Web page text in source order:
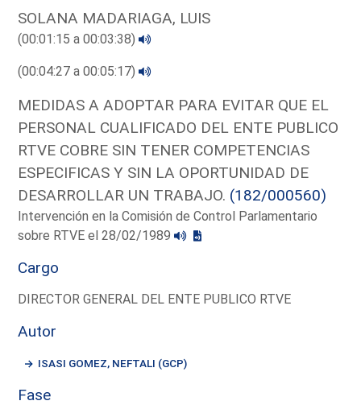
SOLANA MADARIAGA, LUIS
(00:01:15 a 00:03:38)
(00:04:27 a 00:05:17)
MEDIDAS A ADOPTAR PARA EVITAR QUE EL
PERSONAL CUALIFICADO DEL ENTE PUBLICO
RTVE COBRE SIN TENER COMPETENCIAS
ESPECIFICAS Y SIN LA OPORTUNIDAD DE
DESARROLLAR UN TRABAJO. (182/000560)
Intervención en la Comisión de Control Parlamentario
sobre RTVE el 28/02/1989
Cargo
DIRECTOR GENERAL DEL ENTE PUBLICO RTVE
Autor
ISASI GOMEZ, NEFTALI (GCP)
Fase